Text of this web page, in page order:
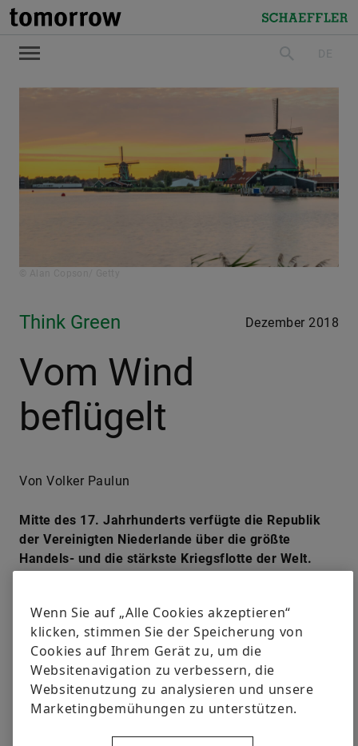
tomorrow
Schaeffler
suchenDE
Think Green Dezember 2018
Vom Wind
beflügelt
Von Volker Paulun
Mitte des 17. Jahrhunderts verfügte die Republik
der Vereinigten Niederlande über die größte
Handels- und die stärkste Kriegsflotte der Welt.
Technik und den effizienten Einsatz der
regenerativen Energiequelle Wind.
#ZEITREISE#ERNEUERBARE ENERGIEN #WINDKRAFT
LinkedIn
Facebook
X
Wenn Sie auf „Alle Cookies akzeptieren“
klicken, stimmen Sie der Speicherung von
Cookies auf Ihrem Gerät zu, um die
Websitenavigation zu verbessern, die
Websitenutzung zu analysieren und unsere
Marketingbemühungen zu unterstützen.